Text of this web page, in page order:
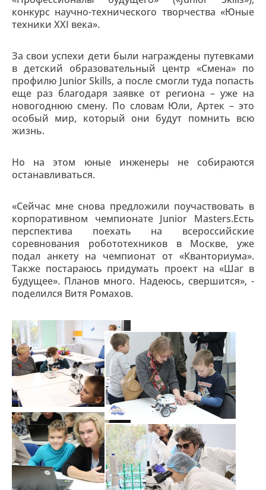
конкурс научно-технического творчества «Юные
техники XXI века».
За свои успехи дети были награждены путевками
в детский образовательный центр «Смена» по
профилю Junior Skills, а после смогли туда попасть
еще раз благодаря заявке от региона – уже на
новогоднюю смену. По словам Юли, Артек – это
особый мир, который они будут помнить всю
жизнь.
Но на этом юные инженеры не собираются
останавливаться.
«Сейчас мне снова предложили поучаствовать в
корпоративном чемпионате Junior Masters.Есть
перспектива поехать на всероссийские
соревнования робототехников в Москве, уже
подал анкету на чемпионат от «Кванториума».
Также постараюсь придумать проект на «Шаг в
будущее». Планов много. Надеюсь, свершится», -
поделился Витя Ромахов.